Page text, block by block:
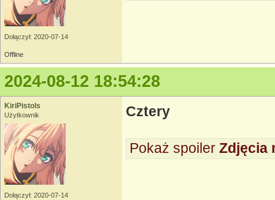
Dołączył: 2020-07-14
Offline
2024-08-12 18:54:28
KiriPistols
Użytkownik
Dołączył: 2020-07-14
Cztery
Pokaż spoiler Zdjęcia